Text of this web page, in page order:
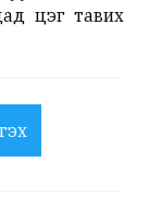
цэг тавих